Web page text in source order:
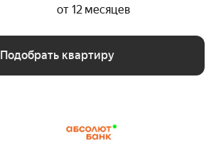
от 12 месяцев
Подобрать квартиру